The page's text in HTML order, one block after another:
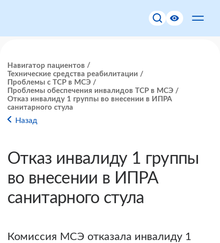
Навигатор пациентов
Технические средства реабилитации
Проблемы с ТСР в МСЭ
Проблемы обеспечения инвалидов ТСР в МСЭ
Отказ инвалиду 1 группы во внесении в ИПРА
санитарного стула
Назад
Отказ инвалиду 1 группы
во внесении в ИПРА
санитарного стула
Комиссия МСЭ отказала инвалиду 1